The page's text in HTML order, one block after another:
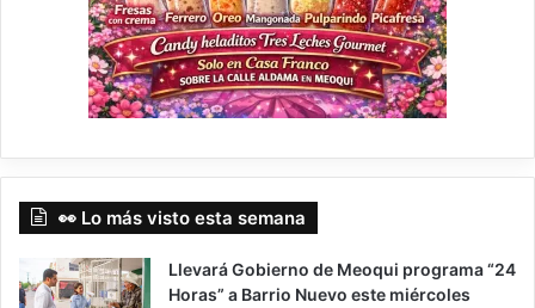
👀 Lo más visto esta semana
Llevará Gobierno de Meoqui programa “24
Horas” a Barrio Nuevo este miércoles